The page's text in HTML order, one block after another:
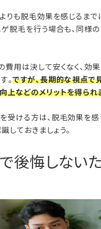
よりも脱毛効果を感じるま
ゲ脱毛を行う場合も、同様
費用は決して安くなく、効
。ですが、長期的な視点で
上などのメリットを得られ
受ける方は、脱毛効果を感
しておきましょう。
後悔しない